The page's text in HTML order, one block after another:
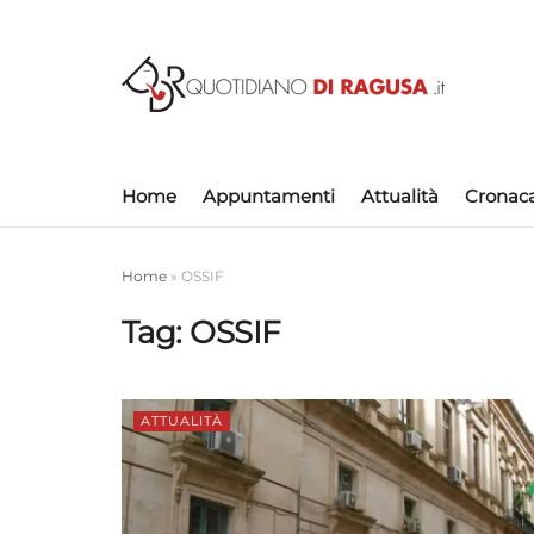
Home Appuntamenti Attualità
Home » OSSIF
Tag: OSSIF
ATTUALITÀ